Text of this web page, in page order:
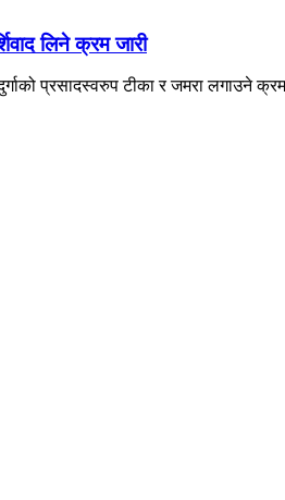
लिने क्रम जारी
प्रसादस्वरुप टीका र जमरा लगाउने क्रम